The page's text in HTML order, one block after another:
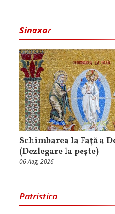
Sinaxar
Schimbarea la Faţă a
(Dezlegare la peşte)
06 Aug, 2026
Patristica